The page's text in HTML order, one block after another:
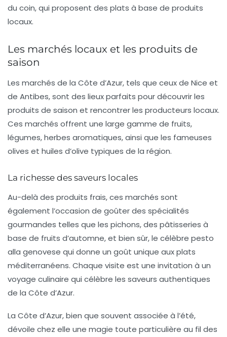
du coin, qui proposent des plats à base de produits
locaux.
Les marchés locaux et les produits de
saison
Les marchés de la Côte d’Azur, tels que ceux de Nice et
de Antibes, sont des lieux parfaits pour découvrir les
produits de saison et rencontrer les producteurs locaux.
Ces marchés offrent une large gamme de fruits,
légumes,herbes aromatiques, ainsi que les fameuses
olives et huiles d’olive typiques de la région.
La richesse des saveurs locales
Au-delà des produits frais, ces marchés sont
également l’occasion de goûter des spécialités
gourmandes telles que les pichons, des pâtisseries à
base de fruits d’automne, et bien sûr, le célèbre pesto
alla genovese qui donne un goût unique aux plats
méditerranéens. Chaque visite est une invitation à un
voyage culinaire qui célèbre les saveurs authentiques
de la Côte d’Azur.
La Côte d’Azur, bien que souvent associée à l’été,
dévoile chez elle une magie toute particulière au fil des